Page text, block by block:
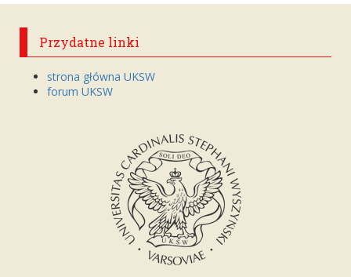
Przydatne linki
strona główna UKSW
forum UKSW